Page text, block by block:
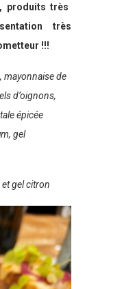
produits très
très
!!!
mayonnaise de
d’oignons,
épicée
gel
et gel citron